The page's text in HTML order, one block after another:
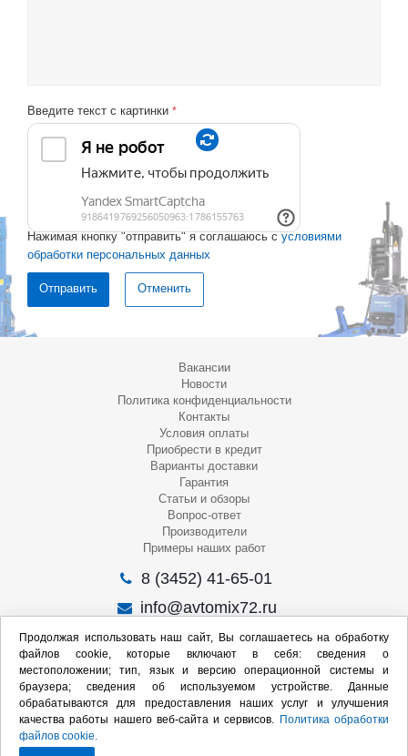
Введите текст с картинки *
Нажимая кнопку "отправить" я соглашаюсь с условиями
обработки персональных данных
Отменить
Вакансии
Новости
Политика конфиденциальности
Контакты
Условия оплаты
Приобрести в кредит
Варианты доставки
Гарантия
Статьи и обзоры
Вопрос-ответ
Производители
Примеры наших работ
8 (3452) 41-65-01
info@avtomix72.ru
г. Тюмень, ул. 50 лет Октября, 120
Пн-Пт
: 09:00 – 19:00
Сб: 10:00 – 17:00
Вс: Выходной
Мы в социальных сетях:
Продолжая использовать наш сайт, Вы соглашаетесь на обработку
файлов cookie, которые включают в себя: сведения о
местоположении; тип, язык и версию операционной системы и
браузера; сведения об используемом устройстве. Данные
обрабатываются для предоставления наших услуг и улучшения
качества работы нашего веб-сайта и сервисов. Политика обработки
файлов cookie.